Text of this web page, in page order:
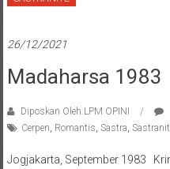
26/12/2021
Madaharsa 1983
Diposkan Oleh:LPM OPINI
Cerpen, Romantis, Sastra,
Jogjakarta, September 1983